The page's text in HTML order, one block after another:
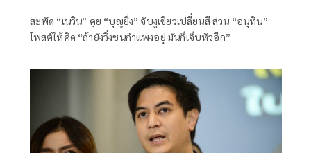
สะพัด “เนวิน” คุย “บุญยิ่ง” จับงูเขียวเปลี่ยนสี ส่วน “อนุทิน”
โพสต์ให้คิด “ถ้ายังวิ่งชนกำแพงอยู่ มันก็เจ็บหัวอีก”